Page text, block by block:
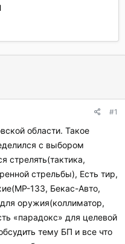
#1
области. Такое
с выбором
стрелять(тактика,
стрельбы), Есть тир,
133, Бекас-Авто,
оружия(коллиматор,
«парадокс» для целевой
тему БП и все что